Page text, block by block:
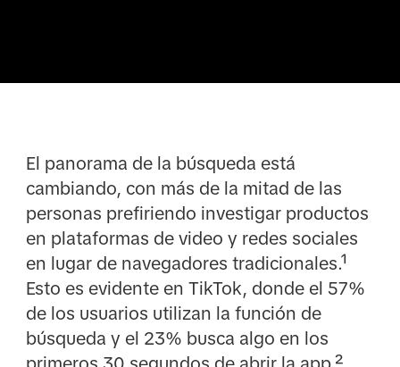
El panorama de la búsqueda está
cambiando, con más de la mitad de las
personas prefiriendo investigar productos
en plataformas de video y redes sociales
en lugar de navegadores tradicionales.¹
Esto es evidente en TikTok, donde el 57%
de los usuarios utilizan la función de
búsqueda y el 23% busca algo en los